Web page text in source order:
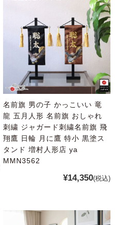
名前旗 男の子 かっこいい 竜
龍 五月人形 名前旗 おしゃれ
刺繍 ジャガード刺繍名前旗 飛
翔鷹 日輪 月に鷹 特小 黒塗ス
タンド 増村人形店 ya
MMN3562
¥14,350(税込)